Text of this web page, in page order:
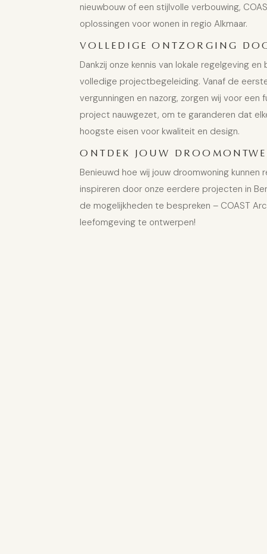
nieuwbouw of een stijlvolle verbouwing,
oplossingen voor wonen in regio Alkmaar.
VOLLEDIGE ONTZORGING
Dankzij onze kennis van lokale regelgeving
volledige projectbegeleiding. Vanaf de
vergunningen en nazorg, zorgen wij voor
project nauwgezet, om te garanderen dat
hoogste eisen voor kwaliteit en design.
ONTDEK JOUW
Benieuwd hoe wij jouw droomwoning kunnen
inspireren door onze eerdere projecten in
de mogelijkheden te bespreken – COAST
leefomgeving te ontwerpen!